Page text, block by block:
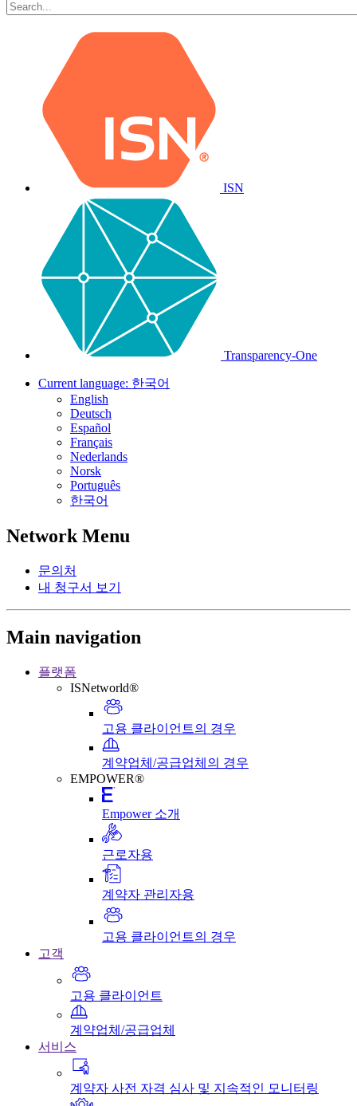
ISN
Transparency-One
Current language: 한국어
English
Deutsch
Español
Français
Nederlands
Norsk
Português
한국어
Network Menu
문의처
내 청구서 보기
Main navigation
플랫폼
ISNetworld®
고용 클라이언트의 경우
계약업체/공급업체의 경우
EMPOWER®
Empower 소개
근로자용
계약자 관리자용
고용 클라이언트의 경우
고객
고용 클라이언트
계약업체/공급업체
서비스
계약자 사전 자격 심사 및 지속적인 모니터링